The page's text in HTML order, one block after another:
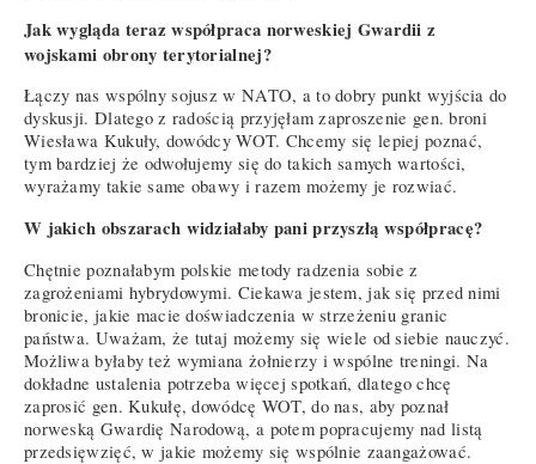
Jak wygląda teraz współpraca norweskiej Gwardii z
wojskami obrony terytorialnej?
Łączy nas wspólny sojusz w NATO, a to dobry punkt wyjścia do
dyskusji. Dlatego z radością przyjęłam zaproszenie gen. broni
Wiesława Kukuły, dowódcy WOT. Chcemy się lepiej poznać,
tym bardziej że odwołujemy się do takich samych wartości,
wyrażamy takie same obawy i razem możemy je rozwiać.
W jakich obszarach widziałaby pani przyszłą współpracę?
Chętnie poznałabym polskie metody radzenia sobie z
zagrożeniami hybrydowymi. Ciekawa jestem, jak się przed nimi
bronicie, jakie macie doświadczenia w strzeżeniu granic
państwa. Uważam, że tutaj możemy się wiele od siebie nauczyć.
Możliwa byłaby też wymiana żołnierzy i wspólne treningi. Na
dokładne ustalenia potrzeba więcej spotkań, dlatego chcę
zaprosić gen. Kukułę, dowódcę WOT, do nas, aby poznał
norweską Gwardię Narodową, a potem popracujemy nad listą
przedsięwzięć, w jakie możemy się wspólnie zaangażować.